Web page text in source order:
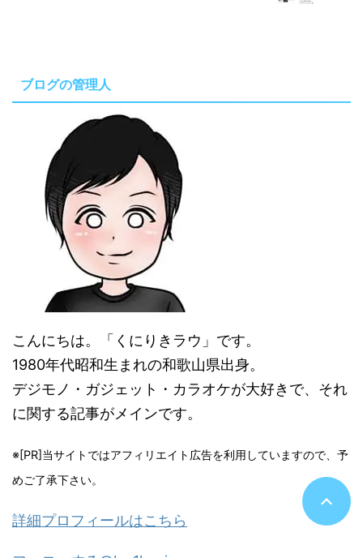
ブログの管理人
こんにちは。「くにりきラウ」です。
1980年代昭和生まれの和歌山県出身。
デジモノ・ガジェット・カラオケが大好きで、それ
に関する記事がメインです。
※[PR]当サイトではアフィリエイト広告を利用していますので、予
めご了承下さい。
詳細プロフィールはこちら